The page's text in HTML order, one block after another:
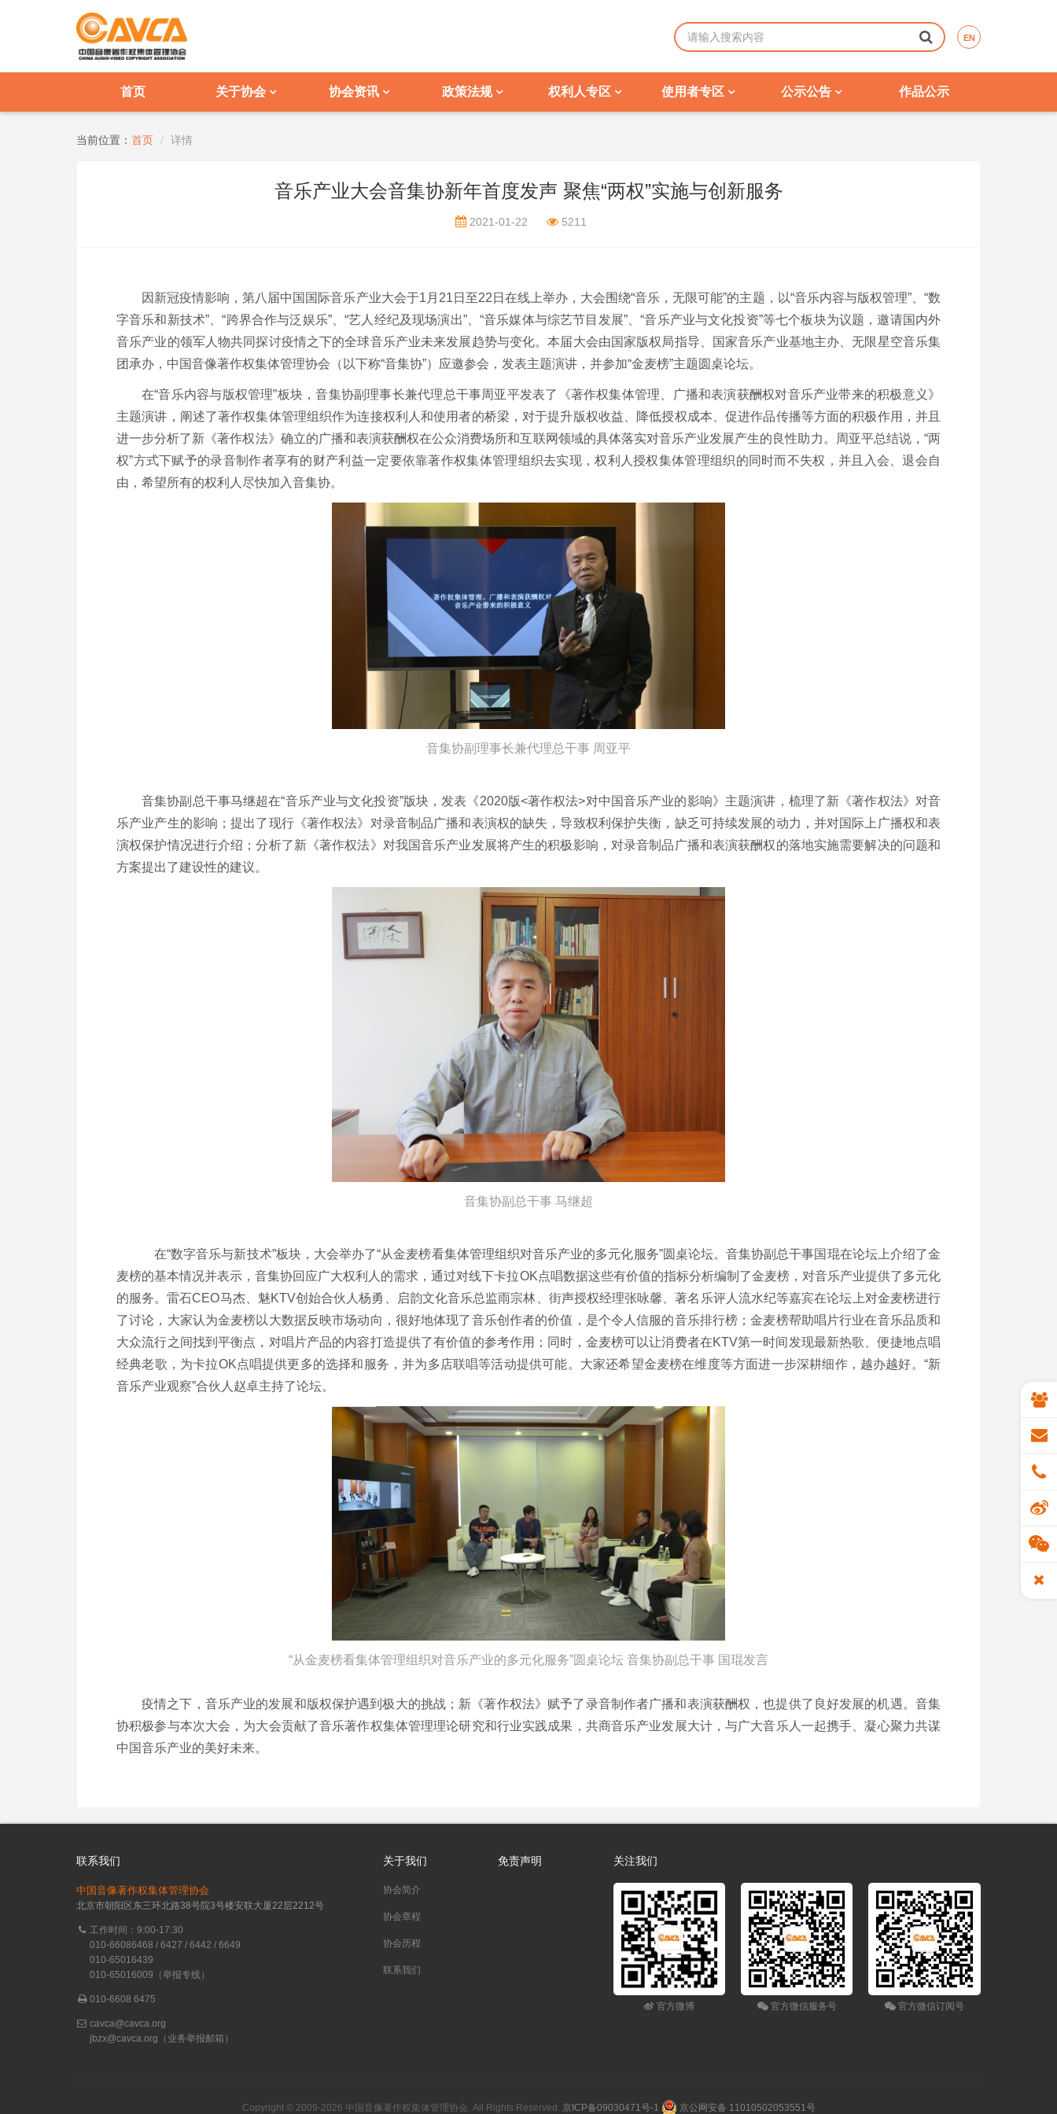
EN
首页 关于协会 协会资讯 政策法规 权利人专区 使用者专区 公示公告 作品公示
当前位置： 首页 详情
音乐产业大会音集协新年首度发声 聚焦“两权”实施与创新服务
2021-01-22 5211
因新冠疫情影响，第八届中国国际音乐产业大会于1 月 21 日至22 日在线上举办，大会围绕“音乐，无限可能”的主题，以“音乐内容与版权管理”、“数
字音乐和新技术”、“跨界合作与泛娱乐”、“艺人经纪及现场演出”、“音乐媒体与综艺节目发展”、“音乐产业与文化投资”等七个板块为议题，邀请国内外
音乐产业的领军人物共同探讨疫情之下的全球音乐产业未来发展趋势与变化。本届大会由国家版权局指导、国家音乐产业基地主办、无限星空音乐集
团承办，中国音像著作权集体管理协会（以下称“音集协”）应邀参会，发表主题演讲，并参加“金麦榜”主题圆桌论坛。
在“音乐内容与版权管理”板块，音集协副理事长兼代理总干事周亚平发表了《著作权集体管理、广播和表演获酬权对音乐产业带来的积极意义》
主题演讲，阐述了著作权集体管理组织作为连接权利人和使用者的桥梁，对于提升版权收益、降低授权成本、促进作品传播等方面的积极作用，并且
进一步分析了新《著作权法》确立的广播和表演获酬权在公众消费场所和互联网领域的具体落实对音乐产业发展产生的良性助力。周亚平总结说，“两
权”方式下赋予的录音制作者享有的财产利益一定要依靠著作权集体管理组织去实现，权利人授权集体管理组织的同时而不失权，并且入会、退会自
由，希望所有的权利人尽快加入音集协。
音集协副理事长兼代理总干事 周亚平
音集协副总干事马继超在“音乐产业与文化投资”版块，发表《2020版<著作权法>对中国音乐产业的影响》主题演讲，梳理了新《著作权法》对音
乐产业产生的影响；提出了现行《著作权法》对录音制品广播和表演权的缺失，导致权利保护失衡，缺乏可持续发展的动力，并对国际上广播权和表
演权保护情况进行介绍；分析了新《著作权法》对我国音乐产业发展将产生的积极影响，对录音制品广播和表演获酬权的落地实施需要解决的问题和
方案提出了建设性的建议。
音集协副总干事 马继超
在“数字音乐与新技术”板块，大会举办了“从金麦榜看集体管理组织对音乐产业的多元化服务”圆桌论坛。音集协副总干事国琨在论坛上介绍了金
麦榜的基本情况并表示，音集协回应广大权利人的需求，通过对线下卡拉OK点唱数据这些有价值的指标分析编制了金麦榜，对音乐产业提供了多元化
的服务。雷石CEO马杰、魅KTV创始合伙人杨勇、启韵文化音乐总监雨宗林、街声授权经理张咏馨、著名乐评人流水纪等嘉宾在论坛上对金麦榜进行
了讨论，大家认为金麦榜以大数据反映市场动向，很好地体现了音乐创作者的价值，是个令人信服的音乐排行榜；金麦榜帮助唱片行业在音乐品质和
大众流行之间找到平衡点，对唱片产品的内容打造提供了有价值的参考作用；同时，金麦榜可以让消费者在KTV第一时间发现最新热歌、便捷地点唱
经典老歌，为卡拉OK点唱提供更多的选择和服务，并为多店联唱等活动提供可能。大家还希望金麦榜在维度等方面进一步深耕细作，越办越好。“新
音乐产业观察”合伙人赵卓主持了论坛。
“从金麦榜看集体管理组织对音乐产业的多元化服务”圆桌论坛 音集协副总干事 国琨发言
疫情之下，音乐产业的发展和版权保护遇到极大的挑战；新《著作权法》赋予了录音制作者广播和表演获酬权，也提供了良好发展的机遇。音集
协积极参与本次大会，为大会贡献了音乐著作权集体管理理论研究和行业实践成果，共商音乐产业发展大计，与广大音乐人一起携手、凝心聚力共谋
中国音乐产业的美好未来。
联系我们
中国音像著作权集体管理协会
北京市朝阳区东三环北路38号院3号楼安联大厦22层2212号
工作时间：9:00-17:30
010-66086468 / 6427 / 6442 / 6649
010-65016439
010-65016009（举报专线）
010-6608 6475
cavca@cavca.org
jbzx@cavca.org （业务举报邮箱）
关于我们
协会简介
协会章程
协会历程
联系我们
免责声明 关注我们
官方微博 官方微信服务号 官方微信订阅号
Copyright © 2009-2026 中国音像著作权集体管理协会. All Rights Reserved. 京ICP备09030471号-1 京公网安备 11010502053551号